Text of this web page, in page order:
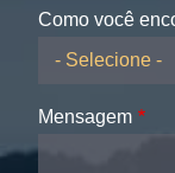
Como você
Mensagem